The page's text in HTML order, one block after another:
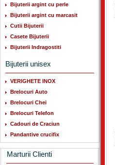
Bijuterii argint cu perle
Bijuterii argint cu marcasit
Cutii Bijuterii
Casete Bijuterii
Bijuterii Indragostiti
Bijuterii unisex
VERIGHETE INOX
Brelocuri Auto
Brelocuri Chei
Brelocuri Telefon
Cadouri de Craciun
Pandantive crucifix
Marturii Clienti